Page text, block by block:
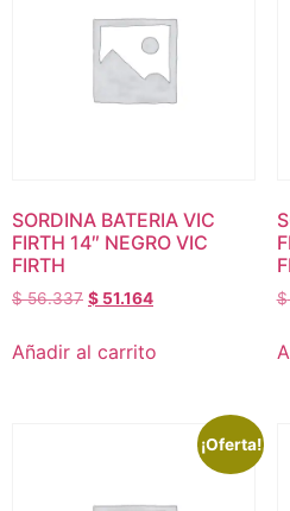
SORDINA BATERIA VIC
FIRTH 14″ NEGRO VIC
FIRTH
$56.337 $ 51.164
Añadir al carrito
$
¡Oferta!